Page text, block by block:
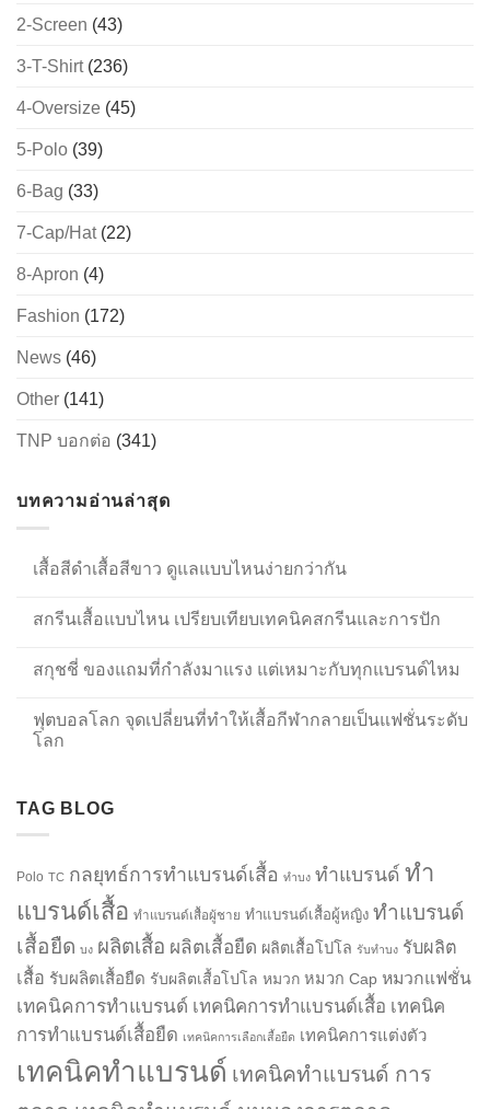
2-Screen (43)
3-T-Shirt(236)
4-Oversize (45)
5-Polo (39)
6-Bag (33)
7-Cap/Hat(22)
8-Apron (4)
Fashion (172)
News (46)
Other (141)
TNP บอกต่อ (341)
บทความอ่านล่าสุด
เสื้อสีดำเสื้อสีขาว ดูแลแบบไหนง่ายกว่ากัน
สกรีนเสื้อแบบไหน เปรียบเทียบเทคนิคสกรีนและการปัก
สกุชชี่ ของแถมที่กำลังมาแรง แต่เหมาะกับทุกแบรนด์ไหม
ฟุตบอลโลก จุดเปลี่ยนที่ทำให้เสื้อกีฬากลายเป็นแฟชั่นระดับ
โลก
TAG BLOG
Polo TC กลยุทธ์การทำแบรนด์เสื้อ ทำบง ทำแบรนด์ ทำ
แบรนด์เสื้อ ทำแบรนด์เสื้อผู้ชาย ทำแบรนด์เสื้อผู้หญิง ทำแบรนด์
เสื้อยืด บง ผลิตเสื้อ ผลิตเสื้อยืด ผลิตเสื้อโปโล รับทำบง รับผลิต
เสื้อ รับผลิตเสื้อยืด รับผลิตเสื้อโปโล หมวก หมวก Cap หมวกแฟชั่น
เทคนิคการทำแบรนด์ เทคนิคการทำแบรนด์เสื้อ เทคนิค
การทำแบรนด์เสื้อยืด เทคนิคการเลือกเสื้อยืด เทคนิคการแต่งตัว
เทคนิคทำแบรนด์ เทคนิคทำแบรนด์ การ